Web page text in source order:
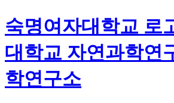
숙명여자대학교 로
대학교 자연과학연
학연구소